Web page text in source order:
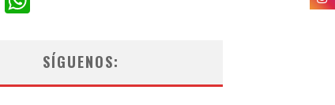
SÍGUENOS: